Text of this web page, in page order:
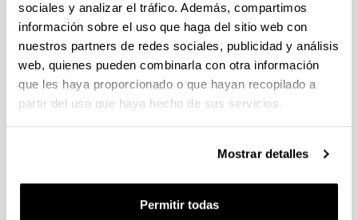
sociales y analizar el tráfico. Además, compartimos
información sobre el uso que haga del sitio web con
nuestros partners de redes sociales, publicidad y análisis
web, quienes pueden combinarla con otra información
que les haya proporcionado o que hayan recopilado a
partir del uso que haya hecho de sus servicios.
Mostrar detalles
Permitir todas